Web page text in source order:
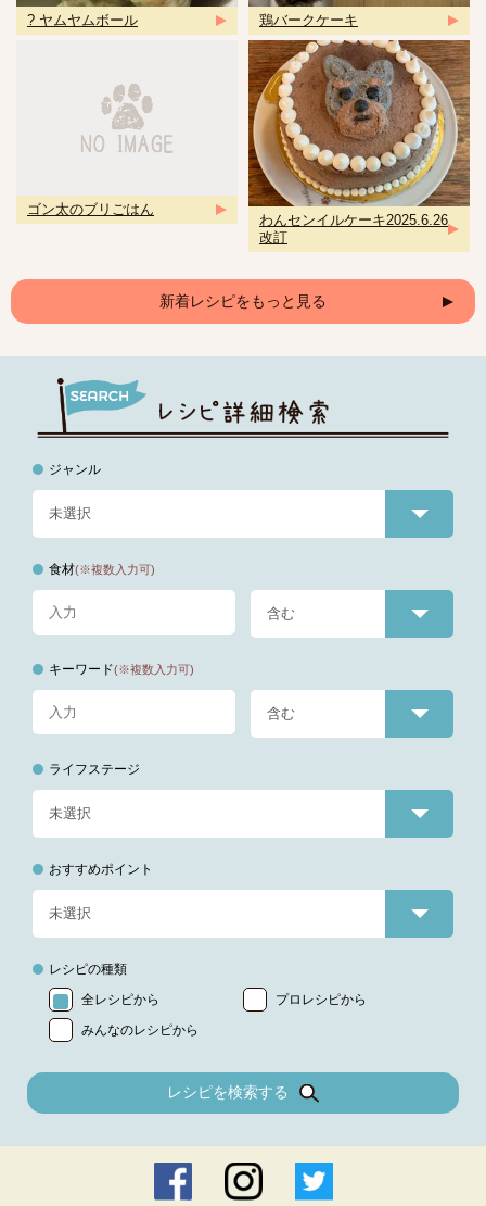
? ヤムヤムボール 鶏バークケーキ
ゴン太のブリごはん
わんセンイルケーキ2025.6.26
改訂
新着レシピをもっと見る
ジャンル
食材(※複数入力可)
キーワード(※複数入力可)
ライフステージ
おすすめポイント
レシピの種類
全レシピから
プロレシピから
みんなのレシピから
レシピを検索する